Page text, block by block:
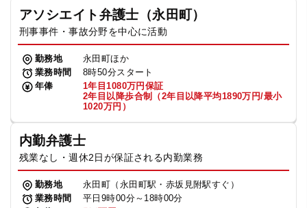
アソシエイト弁護士（永田町）
刑事事件・事故分野を中心に活動
勤務地
永田町ほか
業務時間
8時50分スタート
年俸
1年目1080万円保証
2年目以降歩合制（2年目以降平均1890万円/最小
1020万円）
内勤弁護士
残業なし・週休2日が保証される内勤業務
勤務地
永田町（永田町駅・赤坂見附駅すぐ）
業務時間
平日9時00分～18時00分